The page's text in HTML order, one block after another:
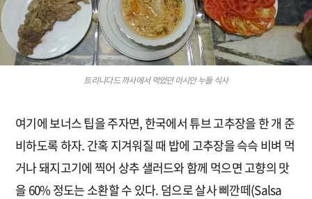
트리니다드 까사에서 먹었던 아시안 누들 식사
여기에 보너스 팁을 주자면, 한국에서 튜브 고추장을 한 개 준
비하도록 하자. 간혹 지겨워질 때 밥에 고추장을 슥슥 비벼 먹
거나 돼지고기에 찍어 상추 샐러드와 함께 먹으면 고향의 맛
을 60% 정도는 소환할 수 있다. 덤으로 살사 삐깐떼(Salsa